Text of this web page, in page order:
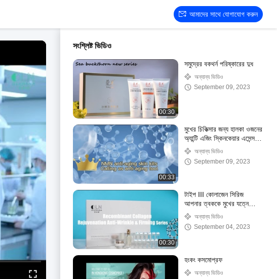
আমাদের সাথে যোগাযোগ করুন
সংশ্লিষ্ট ভিডিও
00:30
সমুদ্রের বকথর্ন পরিষ্কারের দুধ
অন্যান্য ভিডিও
September 09, 2023
00:33
মুখের চিকিত্সার জন্য হালকা ওজনের
অ্যান্টি এজিং স্কিনকেয়ার এসেন্স
অ্যান্টিঅক্সিডেন্ট
অন্যান্য ভিডিও
September 09, 2023
00:30
টাইপ III কোলাজেন সিরিজ
আপনার ত্বককে মুখের যত্নে
ফিরিয়ে আনে
অন্যান্য ভিডিও
September 04, 2023
হংকং কসমোপ্রফ
অন্যান্য ভিডিও